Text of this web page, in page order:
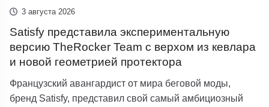
3 августа 2026
Satisfy представила экспериментальную
версию TheRocker Team с верхом из кевлара
и новой геометрией протектора
Французский авангардист от мира беговой моды,
бренд Satisfy, представил свой самый амбициозный